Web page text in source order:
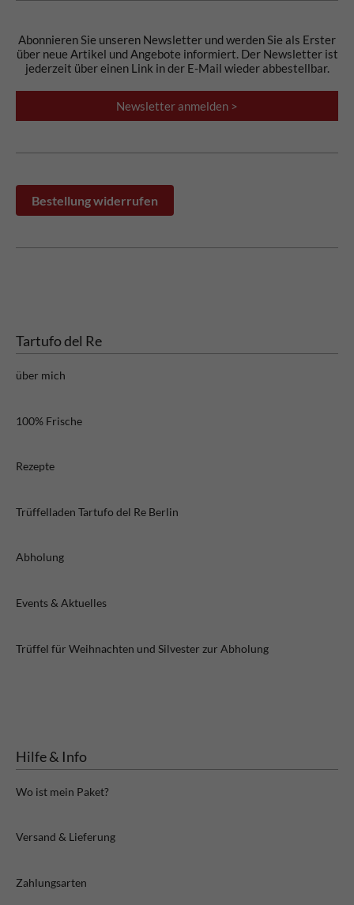
Abonnieren Sie unseren Newsletter und werden Sie als Erster
über neue Artikel und Angebote informiert. Der Newsletter ist
jederzeit über einen Link in der E-Mail wieder abbestellbar.
Newsletter anmelden >
Bestellung widerrufen
Tartufo del Re
über mich
100% Frische
Rezepte
Trüffelladen Tartufo del Re Berlin
Abholung
Events & Aktuelles
Trüffel für Weihnachten und Silvester zur Abholung
Hilfe & Info
Wo ist mein Paket?
Versand & Lieferung
Zahlungsarten